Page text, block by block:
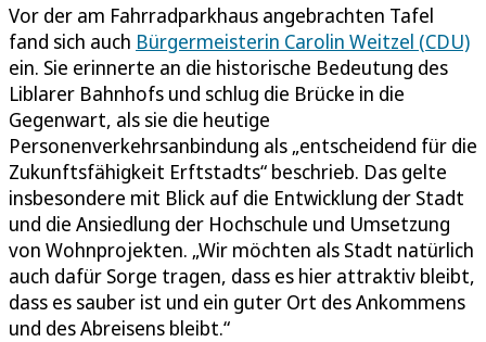
Vor der am Fahrradparkhaus angebrachten Tafel
fand sich auch Bürgermeisterin Carolin Weitzel (CDU)
ein. Sie erinnerte an die historische Bedeutung des
Liblarer Bahnhofs und schlug die Brücke in die
Gegenwart, als sie die heutige
Personenverkehrsanbindung als „entscheidend für die
Zukunftsfähigkeit Erftstadts“ beschrieb. Das gelte
insbesondere mit Blick auf die Entwicklung der Stadt
und die Ansiedlung der Hochschule und Umsetzung
von Wohnprojekten. „Wir möchten als Stadt natürlich
auch dafür Sorge tragen, dass es hier attraktiv bleibt,
dass es sauber ist und ein guter Ort des Ankommens
und des Abreisens bleibt.“